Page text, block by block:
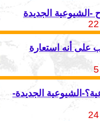
-الشيوعية الجديدة
على أنه استعارة
الشيوعية الجديدة-